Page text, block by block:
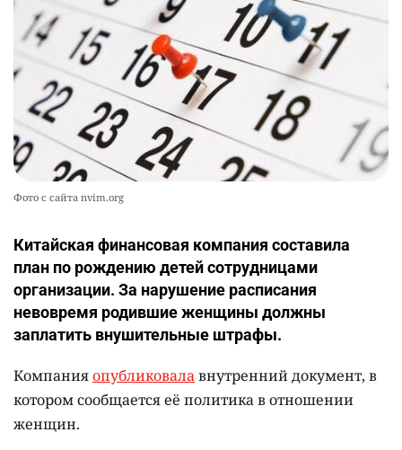
Фото с сайта nvim.org
Китайская финансовая компания составила
план по рождению детей сотрудницами
организации. За нарушение расписания
невовремя родившие женщины должны
заплатить внушительные штрафы.
Компанияопубликовалавнутренний документ, в
котором сообщается её политика в отношении
женщин.